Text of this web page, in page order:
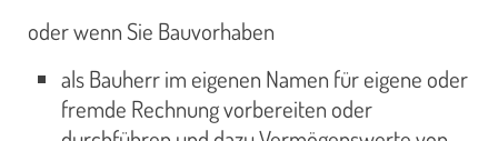
oder wenn Sie Bauvorhaben
als Bauherr im eigenen Namen für eigene oder
fremde Rechnung vorbereiten oder